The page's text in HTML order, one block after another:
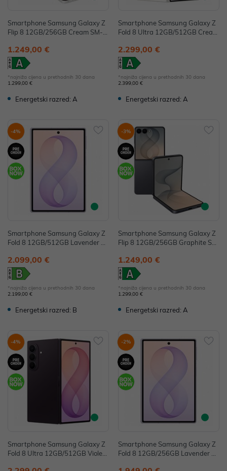
Smartphone Samsung Galaxy Z
Flip 8 12GB/256GB Cream SM-F
1.249,00 €
*najniža cijena u prethodnih 30 dana
1.299,00 €
Energetski razred: A
Smartphone Samsung Galaxy Z
Fold 8 Ultra 12GB/512GB Cream
2.299,00 €
*najniža cijena u prethodnih 30 dana
2.399,00 €
Energetski razred: A
-4%
Smartphone Samsung Galaxy Z
Fold 8 12GB/512GB Lavender S
2.099,00 €
*najniža cijena u prethodnih 30 dana
2.199,00 €
Energetski razred: B
-3%
Smartphone Samsung Galaxy Z
Flip 8 12GB/256GB Graphite SM
1.249,00 €
*najniža cijena u prethodnih 30 dana
1.299,00 €
Energetski razred: A
-4%
Smartphone Samsung Galaxy Z
Fold 8 Ultra 12GB/512GB Violet
-2%
Smartphone Samsung Galaxy Z
Fold 8 12GB/256GB Lavender S